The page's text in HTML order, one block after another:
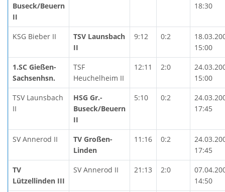
Buseck/Beuern
II
18:30
KSG Bieber II
TSV Launsbach
II
9:12 0:2
15:00
1.SC Gießen-
Sachsenhsn.
TSF
Heuchelheim II
12:11 2:0
15:00
TSV Launsbach
II
HSG Gr.-
Buseck/Beuern
II
5:10 0:2
17:45
SV Annerod II
TV Großen-
Linden
11:16 0:2
17:45
TV
Lützellinden III
SV Annerod II 21:13 2:0
14:50